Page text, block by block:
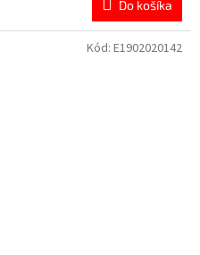
Do košíka
Kód: E1902020142